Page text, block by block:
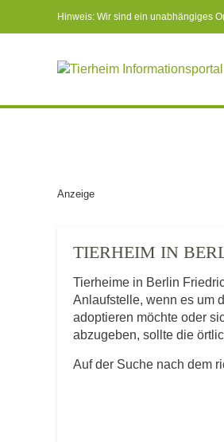
Hinweis: Wir sind ein unabhängiges
Anzeige
TIERHEIM IN
Tierheime in Berlin
Anlaufstelle, wenn es um
adoptieren möchte oder
abzugeben, sollte die
Auf der Suche nach dem